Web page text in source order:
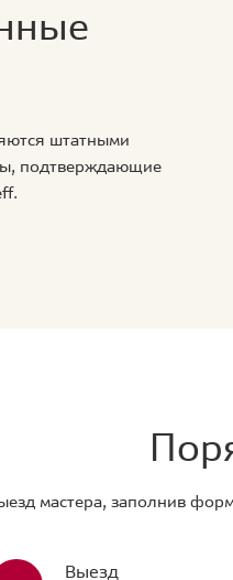
штатными
подтверждающие
мастера, заполнив
Выезд